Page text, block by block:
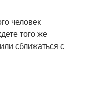
человек
того же
сближаться с